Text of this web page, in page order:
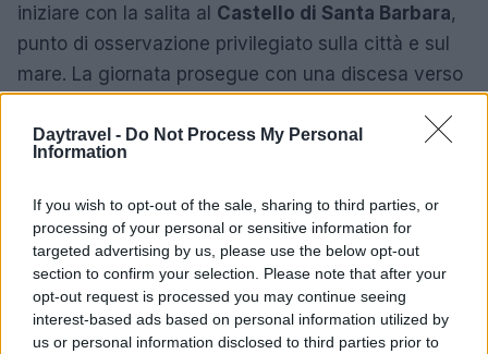
Daytravel - Do Not Process My Personal
Information
If you wish to opt-out of the sale, sharing to third parties, or
processing of your personal or sensitive information for
targeted advertising by us, please use the below opt-out
section to confirm your selection. Please note that after your
opt-out request is processed you may continue seeing
interest-based ads based on personal information utilized by
us or personal information disclosed to third parties prior to
iniziare con la salita al Castello di Santa Barbara,
punto di osservazione privilegiato sulla città e sul
mare. La giornata prosegue con una discesa verso
ristoranti di pescato fresco. La sera è indicata una
passeggiata tra le stradine del centro storico, dove
l’offerta gastronomica e culturale è concentrata in
poche vie.
Dal punto di vista stagionale, visitare la città a
marzo riduce l’afflusso turistico rispetto all’estate e
consente di trovare tavoli all’aperto a prezzi più